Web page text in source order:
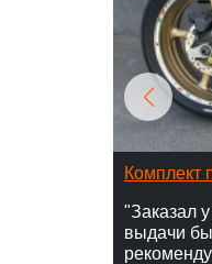
Комплект
"Заказал
выдачи